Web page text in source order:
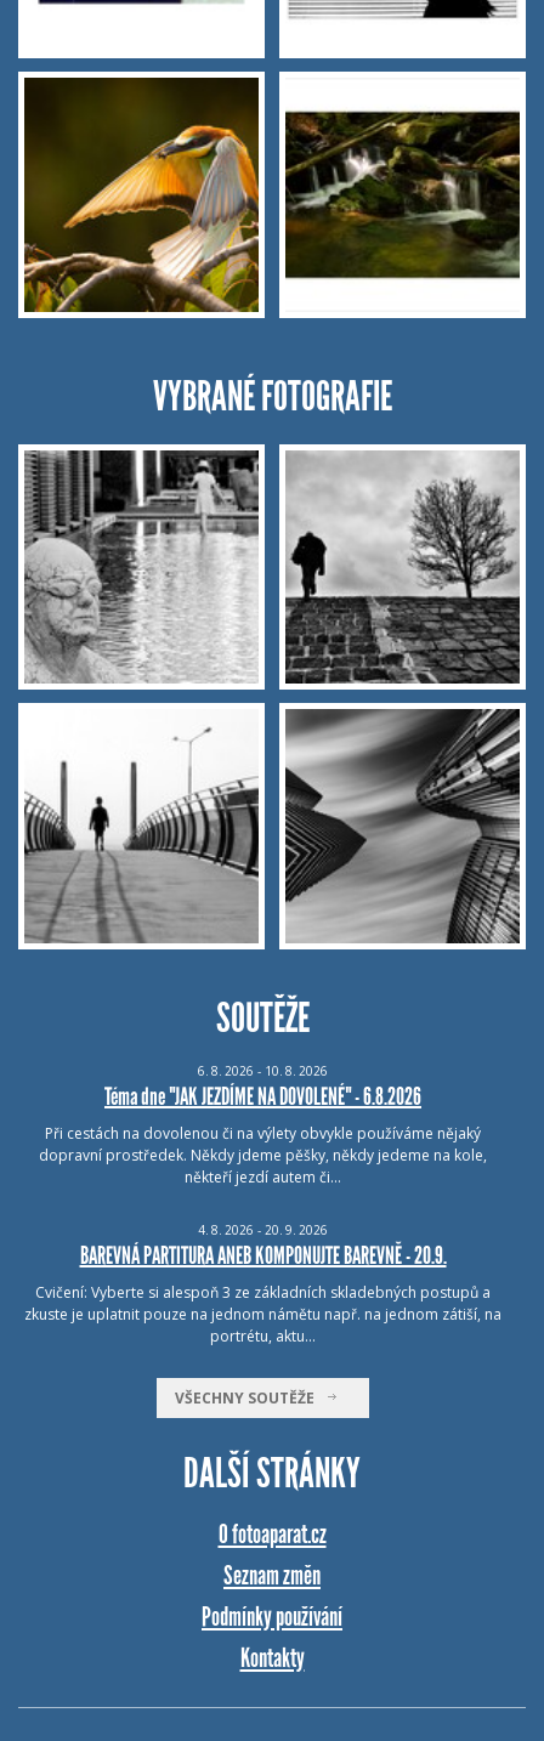
VYBRANÉ FOTOGRAFIE
SOUTĚŽE
6. 8. 2026 - 10. 8. 2026
Téma dne "JAK JEZDÍME NA DOVOLENÉ" - 6.8.2026
Při cestách na dovolenou či na výlety obvykle používáme nějaký
dopravní prostředek. Někdy jdeme pěšky, někdy jedeme na kole,
někteří jezdí autem či…
4. 8. 2026 - 20. 9. 2026
BAREVNÁ PARTITURA ANEB KOMPONUJTE BAREVNĚ - 20.9.
Cvičení: Vyberte si alespoň 3 ze základních skladebných postupů a
zkuste je uplatnit pouze na jednom námětu např. na jednom zátiší, na
portrétu, aktu…
VŠECHNY SOUTĚŽE
DALŠÍ STRÁNKY
O fotoaparat.cz
Seznam změn
Podmínky používání
Kontakty